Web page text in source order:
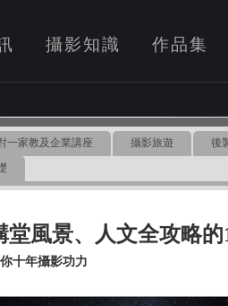
攝影知識 作品集
一家教及企業講座 攝影旅遊 後
風景、人文全攻略的
十年攝影功力